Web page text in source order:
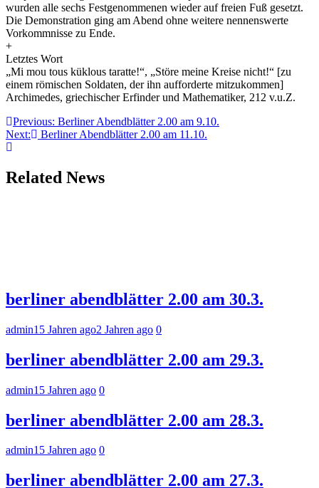
wurden alle sechs Festgenommenen wieder auf freien Fuß gesetzt.
Die Demonstration ging am Abend ohne weitere nennenswerte
Vorkommnisse zu Ende.
+
Letztes Wort
„Mi mou tous küklous taratte!“, „Störe meine Kreise nicht!“ [zu
einem römischen Soldaten, der ihn aufforderte mitzukommen]
Archimedes, griechischer Erfinder und Mathematiker, 212 v.u.Z.
Beitragsnavigation
Previous: Berliner Abendblätter 2.00 am 9.10.
Next:
Berliner Abendblätter 2.00 am 11.10.
Related News
berliner abendblätter 2.00 am 30.3.
admin15 Jahren ago2 Jahren ago 0
berliner abendblätter 2.00 am 29.3.
admin15 Jahren ago 0
berliner abendblätter 2.00 am 28.3.
admin15 Jahren ago 0
berliner abendblätter 2.00 am 27.3.